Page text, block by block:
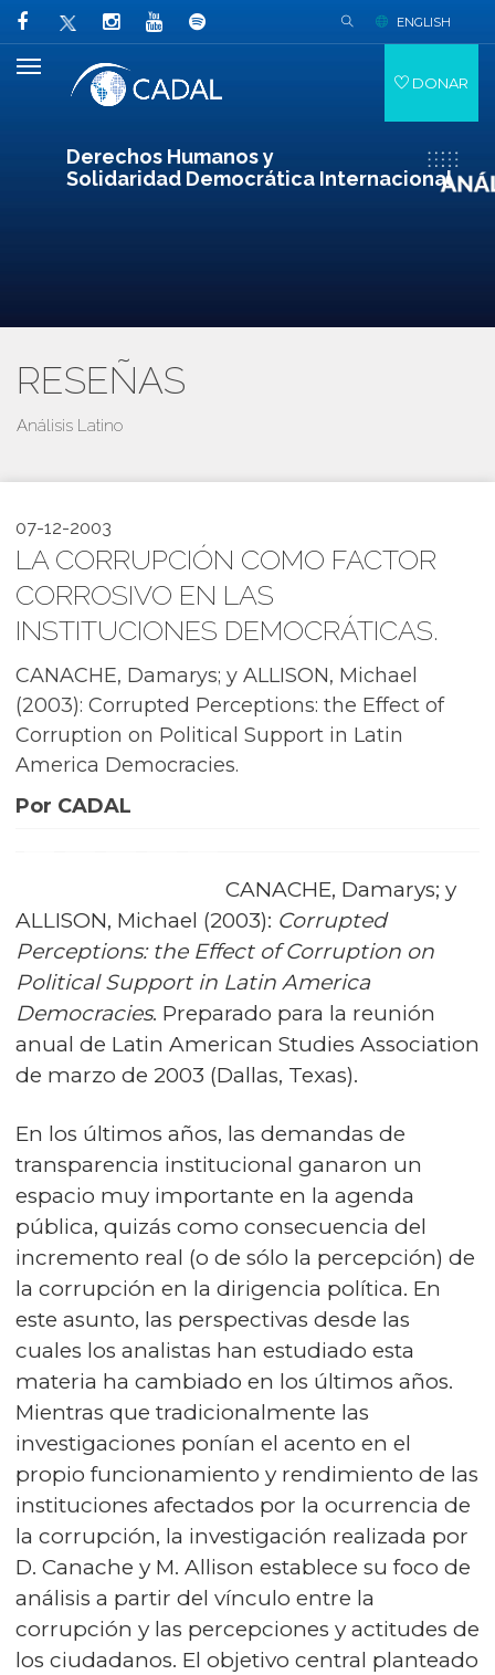
Derechos Humanos y
Solidaridad Democrática Internacional
ENGLISH
DONAR
RESEÑAS
Análisis Latino
07-12-2003
LA CORRUPCIÓN COMO FACTOR
CORROSIVO EN LAS
INSTITUCIONES DEMOCRÁTICAS.
CANACHE, Damarys; y ALLISON, Michael
(2003): Corrupted Perceptions: the Effect of
Corruption on Political Support in Latin
America Democracies.
Por CADAL
CANACHE, Damarys; y
ALLISON, Michael (2003): Corrupted
Perceptions: the Effect of Corruption on
Political Support in Latin America
Democracies. Preparado para la reunión
anual de Latin American Studies Association
de marzo de 2003 (Dallas, Texas).
En los últimos años, las demandas de
transparencia institucional ganaron un
espacio muy importante en la agenda
pública, quizás como consecuencia del
incremento real (o de sólo la percepción) de
la corrupción en la dirigencia política. En
este asunto, las perspectivas desde las
cuales los analistas han estudiado esta
materia ha cambiado en los últimos años.
Mientras que tradicionalmente las
investigaciones ponían el acento en el
propio funcionamiento y rendimiento de las
instituciones afectados por la ocurrencia de
la corrupción, la investigación realizada por
D. Canache y M. Allison establece su foco de
análisis a partir del vínculo entre la
corrupción y las percepciones y actitudes de
los ciudadanos. El objetivo central planteado